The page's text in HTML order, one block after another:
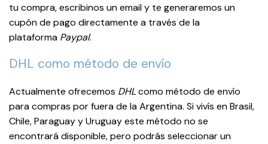
tu compra, escribinos un email y te generaremos un
cupón de pago directamente a través de la
plataforma Paypal.
DHL como método de envío
Actualmente ofrecemos DHLcomo método de envío
para compras por fuera de la Argentina. Si vivís en Brasil,
Chile, Paraguay y Uruguay este método no se
encontrará disponible, pero podrás seleccionar un